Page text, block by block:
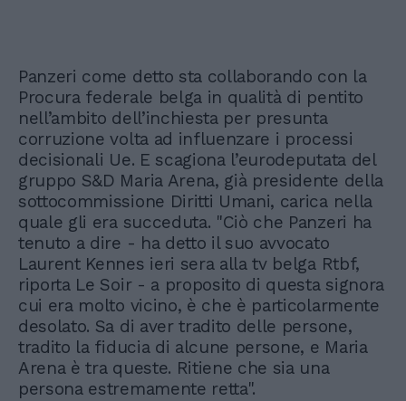
Panzeri come detto sta collaborando con la
Procura federale belga in qualità di pentito
nell’ambito dell’inchiesta per presunta
corruzione volta ad influenzare i processi
decisionali Ue. E scagiona l’eurodeputata del
gruppo S&D Maria Arena, già presidente della
sottocommissione Diritti Umani, carica nella
quale gli era succeduta. "Ciò che Panzeri ha
tenuto a dire - ha detto il suo avvocato
Laurent Kennes ieri sera alla tv belga Rtbf,
riporta Le Soir - a proposito di questa signora
cui era molto vicino, è che è particolarmente
desolato. Sa di aver tradito delle persone,
tradito la fiducia di alcune persone, e Maria
Arena è tra queste. Ritiene che sia una
persona estremamente retta".